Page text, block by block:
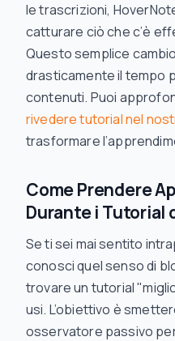
le trascrizioni,
catturare ciò che c’è
Questo semplice
drasticamente il tempo
contenuti. Puoi
rivedere tutorial nel
trasformare
Come Prendere
Durante i Tutorial
Se ti sei mai sentito
conosci quel senso di
trovare un tutorial
usi. L’obiettivo è
osservatore passivo